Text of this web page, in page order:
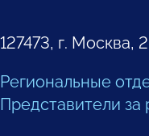
127473, г. Москва,
Региональные
Представители